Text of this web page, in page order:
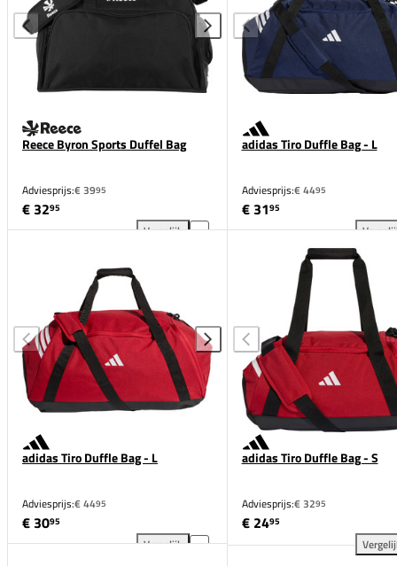
Reece Byron Sports Duffel Bag
Adviesprijs:€ 3995
€ 3295
Vergelijk
Reece Byron Sports Duffel Bag toevoegen aan
adidas Tiro Duffle Bag - L
Adviesprijs:€ 4495
€ 3195
adidas Tiro Duffle Bag - L
Adviesprijs:€ 4495
€ 3095
Vergelijk
adidas Tiro Duffle Bag - S
Adviesprijs:€ 3295
€ 2495